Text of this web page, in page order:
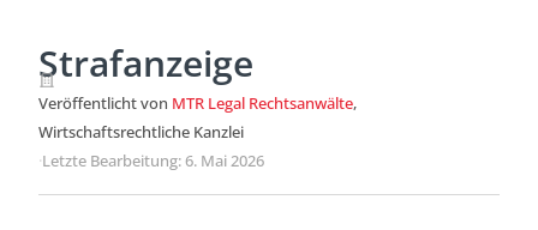
Strafanzeige
Veröffentlicht von MTR Legal Rechtsanwälte,
Wirtschaftsrechtliche Kanzlei
·Letzte Bearbeitung: 6. Mai 2026